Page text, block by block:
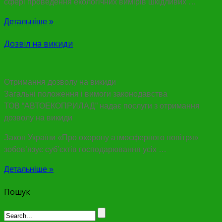
Детальніше »
Дозвіл на викиди
Отримання дозволу на викиди
Загальні положення і вимоги законодавства
ТОВ “АВТОЕКОПРИЛАД” надає послуги з отримання
дозволу на викиди
Закон України «Про охорону атмосферного повітря»
зобов’язує суб’єктів господарювання усіх …
Детальніше »
Пошук